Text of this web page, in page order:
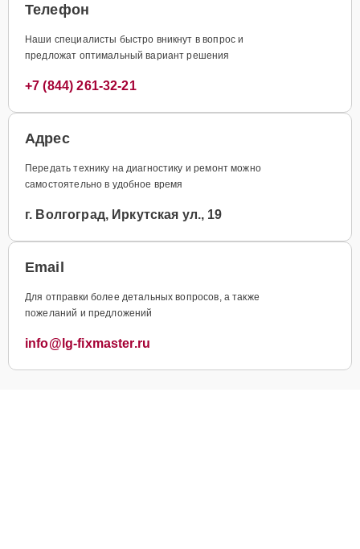
Телефон
Наши специалисты быстро вникнут в вопрос и
предложат оптимальный вариант решения
+7 (844) 261-32-21
Адрес
Передать технику на диагностику и ремонт можно
самостоятельно в удобное время
г. Волгоград, Иркутская ул., 19
Email
Для отправки более детальных вопросов, а также
пожеланий и предложений
info@lg-fixmaster.ru